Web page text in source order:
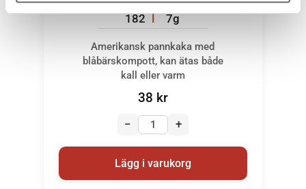
KALORIER
182
PROTEIN
7g
Amerikansk pannkaka med
blåbärskompott, kan ätas både
kall eller varm
38 kr
− +
Lägg i varukorg